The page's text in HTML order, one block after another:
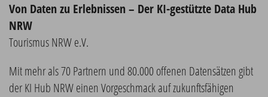
Von Daten zu Erlebnissen – Der KI-gestützte Data Hub
NRW
Tourismus NRW e.V.
Mit mehr als 70 Partnern und 80.000 offenen Datensätzen gibt
der KI Hub NRW einen Vorgeschmack auf zukunftsfähigen